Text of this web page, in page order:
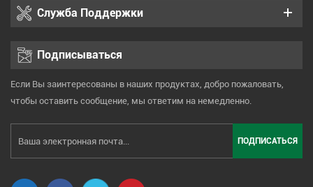
Служба Поддержки
Подписываться
Если Вы заинтересованы в наших продуктах, добро пожаловать,
чтобы оставить сообщение, мы ответим на немедленно.